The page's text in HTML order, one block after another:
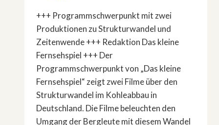
+++ Programmschwerpunkt mit zwei
Produktionen zu Strukturwandel und
Zeitenwende +++ Redaktion Das kleine
Fernsehspiel +++ Der
Programmschwerpunkt von „Das kleine
Fernsehspiel“ zeigt zwei Filme über den
Strukturwandel im Kohleabbau in
Deutschland. Die Filme beleuchten den
Umgang der Bergleute mit diesem Wandel